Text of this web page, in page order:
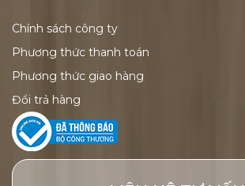
Chính sách công ty
Phương thức thanh toán
Phương thức giao hàng
Đổi trả hàng